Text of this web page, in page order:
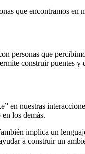
que encontramos
personas que
construir puentes
en nuestras
los demás.
implica un
a construir un